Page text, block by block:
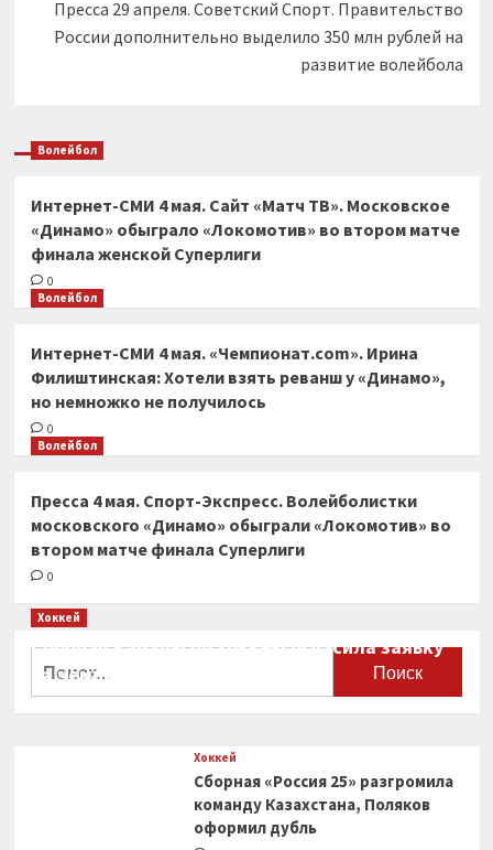
Пресса 29 апреля. Советский Спорт. Правительство
России дополнительно выделило 350 млн рублей на
развитие волейбола
Волейбол
Интернет-СМИ 4 мая. Сайт «Матч ТВ». Московское
«Динамо» обыграло «Локомотив» во втором матче
финала женской Суперлиги
0
Волейбол
Интернет-СМИ 4 мая. «Чемпионат.com». Ирина
Филиштинская: Хотели взять реванш у «Динамо»,
но немножко не получилось
0
Волейбол
Пресса 4 мая. Спорт-Экспресс. Волейболистки
московского «Динамо» обыграли «Локомотив» во
втором матче финала Суперлиги
0
Хоккей
Сборная Канады по хоккею огласила заявку
на чемпионат мира
Хоккей
Сборная «Россия 25» разгромила
команду Казахстана, Поляков
оформил дубль